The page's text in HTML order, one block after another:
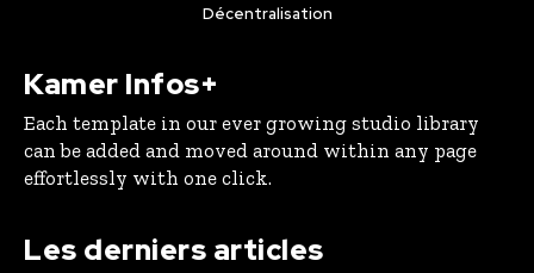
Décentralisation
Kamer Infos+
Each template in our ever growing studio library
can be added and moved around within any page
effortlessly with one click.
Les derniers articles